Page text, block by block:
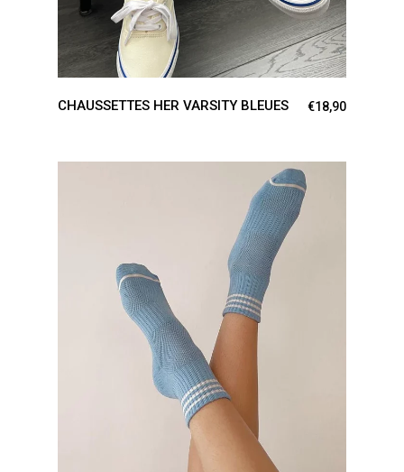
CHAUSSETTES HER VARSITY BLEUES €18,90
AJOUTER AU PANIER